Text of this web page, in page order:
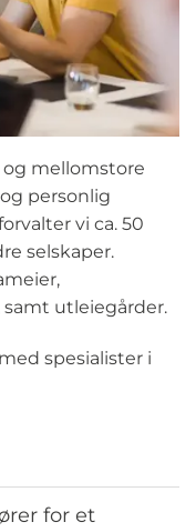
og mellomstore
personlig
vi ca. 50
selskaper.
utleiegårder.
spesialister i
for et